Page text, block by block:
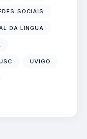
SOCIAIS
DA LINGUA
UVIGO